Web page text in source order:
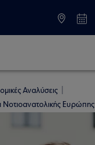
Αναλύσεις
Νοτιοανατολικής Ευρώπης